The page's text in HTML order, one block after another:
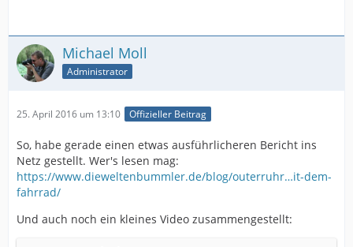
Michael Moll
Administrator
25. April 2016 um 13:10 Offizieller Beitrag
So, habe gerade einen etwas ausführlicheren Bericht ins
Netz gestellt. Wer's lesen mag:
https://www.dieweltenbummler.de/blog/outerruhr…it-dem-
fahrrad/
Und auch noch ein kleines Video zusammengestellt: